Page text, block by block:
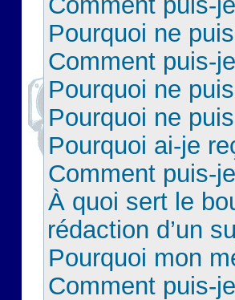
Pourquoi ne
Comment puis-
Pourquoi ne
Pourquoi ne
Pourquoi ai-je
Comment puis-
À quoi sert le
rédaction d’un
Pourquoi mon
Comment puis-